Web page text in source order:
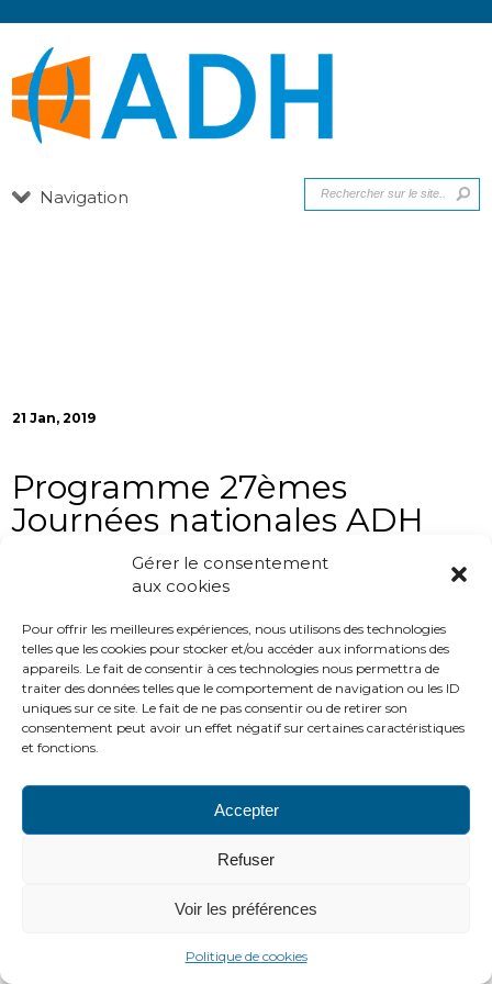
Gérer le consentement
aux cookies
Pour offrir les meilleures expériences, nous utilisons des technologies
telles que les cookies pour stocker et/ou accéder aux informations des
appareils. Le fait de consentir à ces technologies nous permettra de
traiter des données telles que le comportement de navigation ou les ID
uniques sur ce site. Le fait de ne pas consentir ou de retirer son
consentement peut avoir un effet négatif sur certaines caractéristiques
et fonctions.
Accepter
Refuser
Voir les préférences
Politique de cookies
Navigation
21 Jan, 2019
Programme 27èmes
Journées nationales ADH
LIENS UTILES